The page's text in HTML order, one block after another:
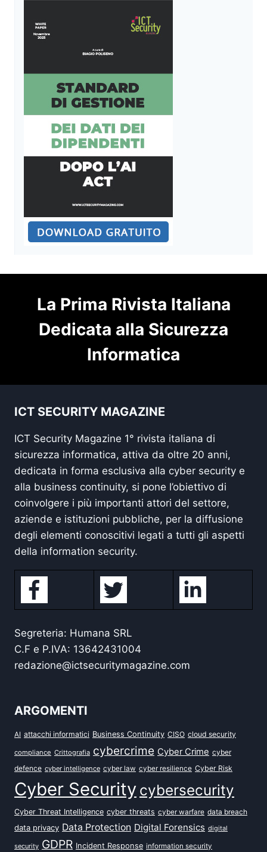
La Prima Rivista Italiana
Dedicata alla Sicurezza
Informatica
ICT SECURITY MAGAZINE
ICT Security Magazine 1° rivista italiana di
sicurezza informatica, attiva da oltre 20 anni,
dedicata in forma esclusiva alla cyber security e
alla business continuity, si pone l’obiettivo di
coinvolgere i più importanti attori del settore,
aziende e istituzioni pubbliche, per la diffusione
degli elementi conoscitivi legati a tutti gli aspetti
della information security.
Segreteria: Humana SRL
C.F e P.IVA: 13642431004
redazione@ictsecuritymagazine.com
ARGOMENTI
AI attacchi informatici Business Continuity CISO cloud security
compliance Crittografia cybercrime Cyber Crime cyber
defence cyber intelligence cyber law cyber resilience Cyber Risk
Cyber Security cybersecurity
Cyber Threat Intelligence cyber threats cyber warfare data breach
data privacy Data Protection Digital Forensics digital
security GDPR Incident Response information security